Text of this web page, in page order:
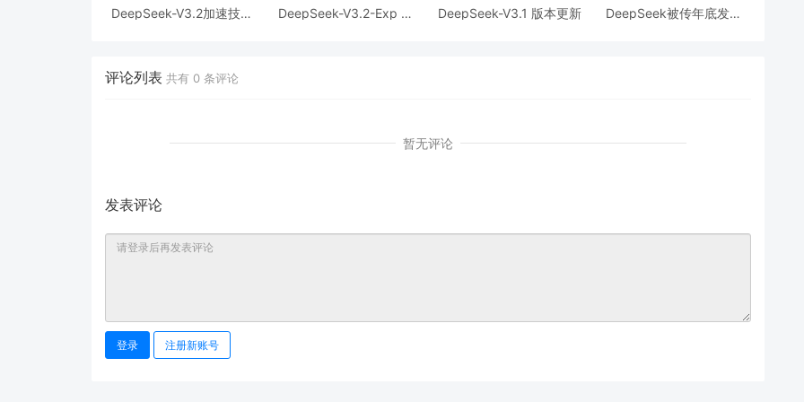
DeepSeek-V3.2加速技术
DeepSeek-V3.2-Exp 发
DeepSeek-V3.1 版本更新
DeepSeek被传年底发布
评论列表 共有 0 条评论
暂无评论
发表评论
登录 注册新账号